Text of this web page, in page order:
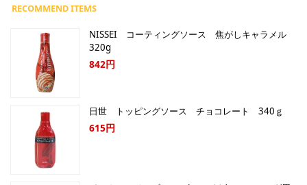
NISSEI コーティングソース 焦がしキャラメル
320g
842円
日世 トッピングソース チョコレート 340ｇ
615円